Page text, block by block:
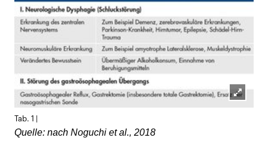
Tab. 1 |
Quelle: nach Noguchi et al., 2018